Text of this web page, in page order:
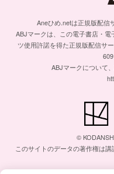
Aneひめ.netは正規版配信
ABJマークは、この電子書店・
ツ使用許諾を得た正規版配信サ
ABJマークについて
©
このサイトのデータの著作権は